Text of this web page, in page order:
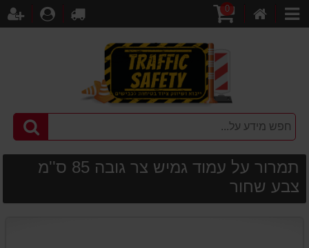
קטגוריות
קניות
0
לקופה
תמרור על עמוד גמיש צר גובה 85 ס''מ
צבע שחור